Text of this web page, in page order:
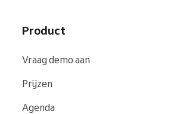
Product
Vraag demo aan
Prijzen
Agenda